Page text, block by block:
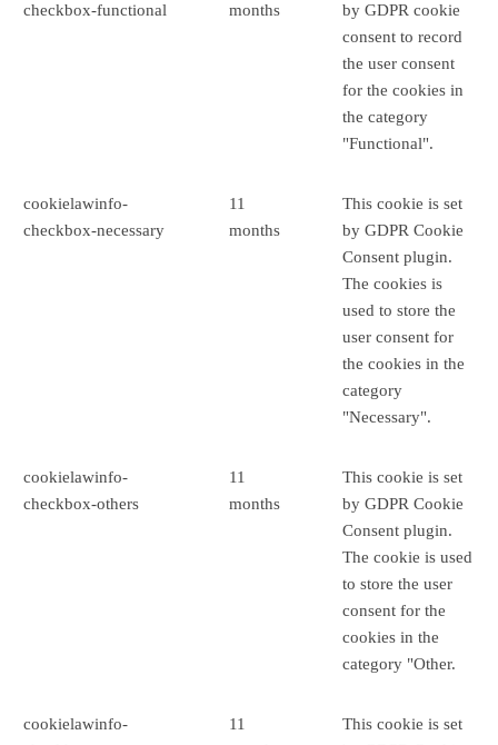
checkbox-functional
months
by GDPR cookie
consent to record
the user consent
for the cookies in
the category
"Functional".
cookielawinfo-
checkbox-necessary
11
months
This cookie is set
by GDPR Cookie
Consent plugin.
The cookies is
used to store the
user consent for
the cookies in the
category
"Necessary".
cookielawinfo-
checkbox-others
11
months
This cookie is set
by GDPR Cookie
Consent plugin.
The cookie is used
to store the user
consent for the
cookies in the
category "Other.
cookielawinfo-
11
This cookie is set